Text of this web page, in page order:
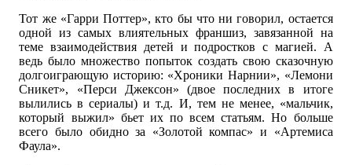
Тот же «Гарри Поттер», кто бы что ни говорил, остается
одной из самых влиятельных франшиз, завязанной на
теме взаимодействия детей и подростков с магией. А
ведь было множество попыток создать свою сказочную
долгоиграющую историю: «Хроники Нарнии», «Лемони
Сникет», «Перси Джексон» (двое последних в итоге
вылились в сериалы) и т.д. И, тем не менее, «мальчик,
который выжил» бьет их по всем статьям. Но больше
всего было обидно за «Золотой компас» и «Артемиса
Фаула».